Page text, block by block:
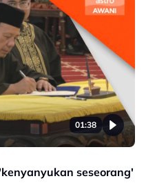
01:38
seseorang'